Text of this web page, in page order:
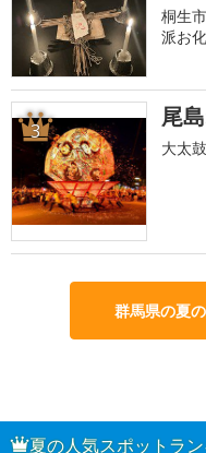
桐生
派お
3 尾
大太
群馬県の夏
夏の人気スポットラン